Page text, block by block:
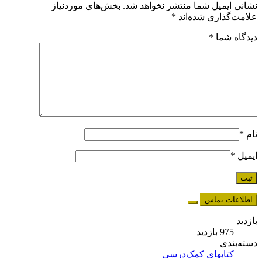
نشانی ایمیل شما منتشر نخواهد شد.بخش‌های موردنیاز
علامت‌گذاری شده‌اند *
دیدگاه شما *
نام *
ایمیل *
اطلاعات تماس
بازدید
975 بازدید
دسته‌بندی
کتابهای کمک‌درسی